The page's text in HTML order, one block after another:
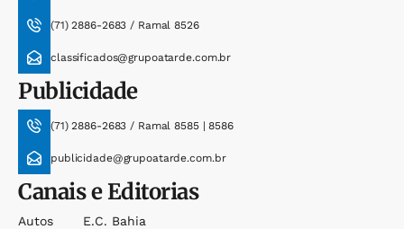
(71) 2886-2683 / Ramal 8526
classificados@grupoatarde.com.br
Publicidade
(71) 2886-2683 / Ramal 8585 | 8586
publicidade@grupoatarde.com.br
Canais e Editorias
Autos
E.c. Bahia